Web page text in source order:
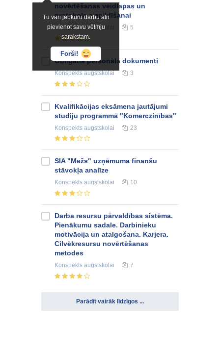
Tu vari jebkuru darbu ātri
pievienot savu vēlmju
sarakstam.
Forši!
novērtēšanas veidlapas un
protokola aizpildīšanai
Konspektsaugstskolai 5
Obligātie personāla dokumenti
Konspektsaugstskolai 3
Kvalifikācijas eksāmena jautājumi
studiju programmā "Komerczinības"
Konspekts augstskolai 23
SIA "Mežs" uzņēmuma finanšu
stāvokļa analīze
Konspekts augstskolai 10
Darba resursu pārvaldības sistēma.
Pienākumu sadale. Darbinieku
motivācija un atalgošana. Karjera.
Cilvēkresursu novērtēšanas
metodes
Konspekts augstskolai 7
Parādīt vairāk līdzīgos ...